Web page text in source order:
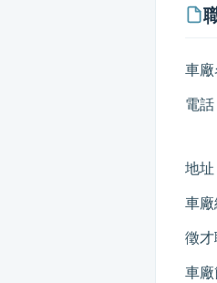
車廠
電話
地址
車廠
徵才
車廠